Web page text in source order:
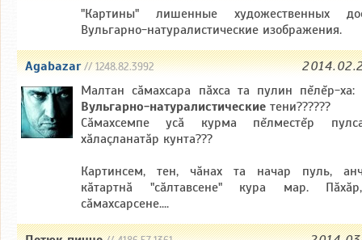
"Картины" лишенные художественных
Вульгарно-натуралистические изображения.
Agabazar// 1248.82.3992
Малтан сăмахсара пăхса та пулин пĕлĕр-
Вульгарно-натуралистические тени??????
Сăмахсемпе усă курма пĕлместĕр
хăлаçланатăр кунта???
Картинсем, тен, чăнах та начар пуль,
кăтартнă "сăлтавсене" кура мар.
сăмахсарсене....